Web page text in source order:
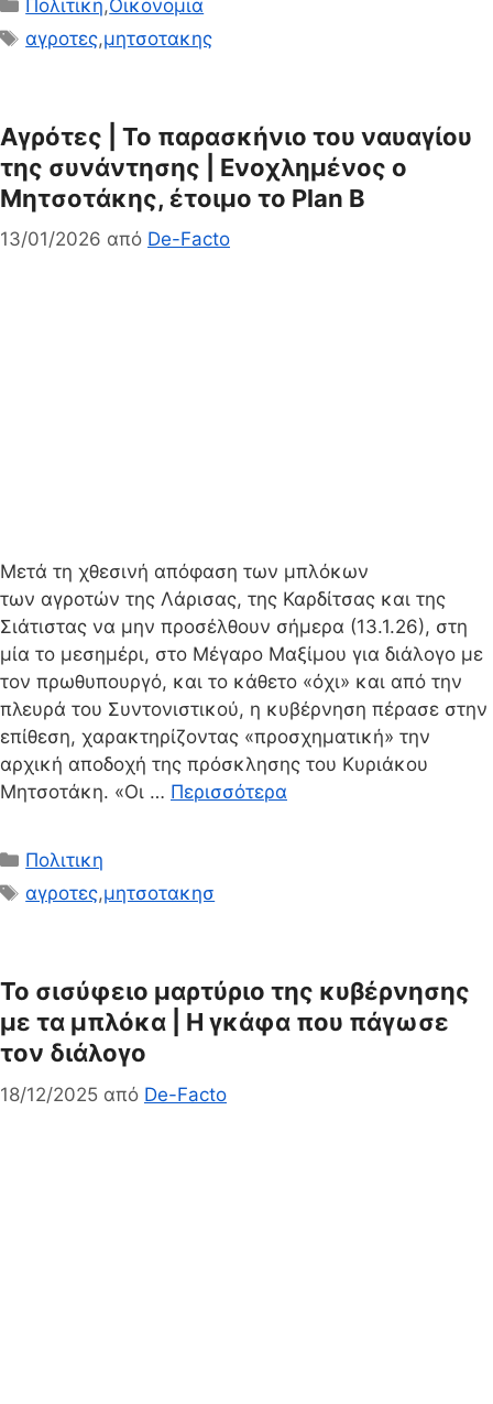
Πολιτικη,Οικονομια
Ετικέτες
αγροτες,μητσοτακης
Αγρότες | Το παρασκήνιο του ναυαγίου
της συνάντησης | Ενοχλημένος ο
Μητσοτάκης, έτοιμο το Plan B
13/01/2026 από De-Facto
Μετά τη χθεσινή απόφαση των μπλόκων
των αγροτών της Λάρισας, της Καρδίτσας και της
Σιάτιστας να μην προσέλθουν σήμερα (13.1.26), στη
μία το μεσημέρι, στο Μέγαρο Μαξίμου για διάλογο με
τον πρωθυπουργό, και το κάθετο «όχι» και από την
πλευρά του Συντονιστικού, η κυβέρνηση πέρασε στην
επίθεση, χαρακτηρίζοντας «προσχηματική» την
αρχική αποδοχή της πρόσκλησης του Κυριάκου
Μητσοτάκη. «Οι … Περισσότερα
Κατηγορίες
Πολιτικη
Ετικέτες
αγροτες,μητσοτακησ
Το σισύφειο μαρτύριο της κυβέρνησης
με τα μπλόκα | Η γκάφα που πάγωσε
τον διάλογο
18/12/2025 από De-Facto